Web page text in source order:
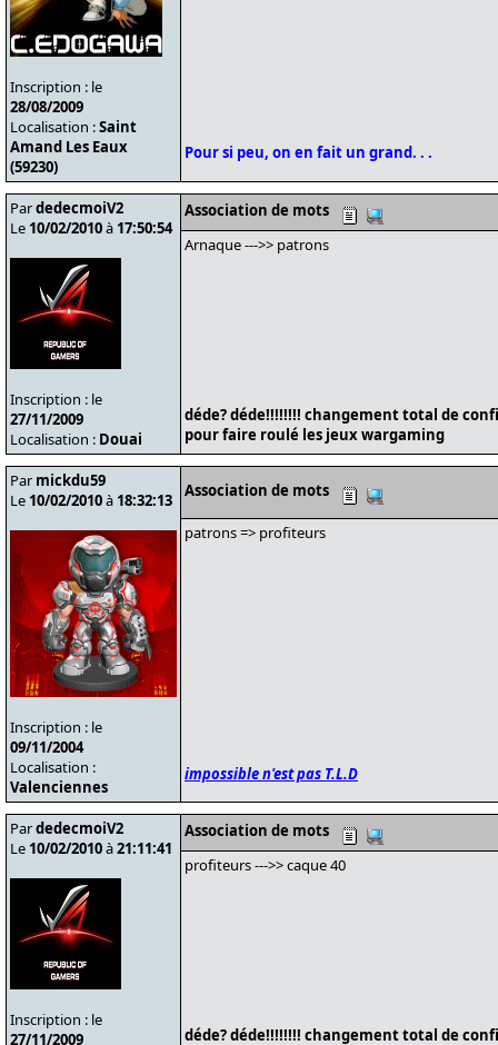
Inscription : le
28/08/2009
Localisation :Saint
Amand Les Eaux
(59230)
Pour si peu, on en fait un grand. . .
PardedecmoiV2
Le 10/02/2010à 17:50:54
Inscription : le
27/11/2009
Localisation : Douai
Association de mots
Arnaque --->> patrons
déde? déde!!!!!!!! changement total de
pour faire roulé les jeux wargaming
Par mickdu59
Le 10/02/2010à 18:32:13
Inscription : le
09/11/2004
Localisation :
Valenciennes
Association de mots
patrons => profiteurs
impossible n'est pas T.L.D
PardedecmoiV2
Le 10/02/2010à21:11:41
Inscription : le
27/11/2009
Association de mots
profiteurs --->> caque 40
déde? déde!!!!!!!! changement total de